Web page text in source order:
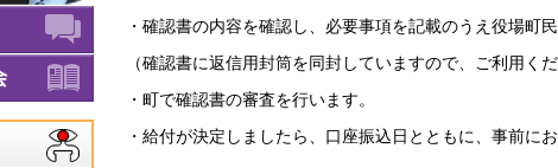
・確認書の内容を確認し、必要事項を記載のうえ役場町
（確認書に返信用封筒を同封していますので、ご利用くだ
・町で確認書の審査を行います。
・給付が決定しましたら、口座振込日とともに、事前にお